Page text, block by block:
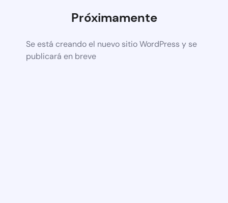
Próximamente
Se está creando el nuevo sitio WordPress y se
publicará en breve